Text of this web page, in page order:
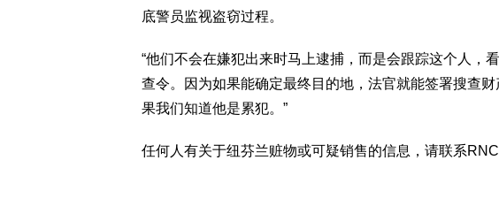
底警员监视盗窃过程。
“他们不会在嫌犯出来时马上逮捕，而是会跟踪这个人，
查令。因为如果能确定最终目的地，法官就能签署搜查
果我们知道他是累犯。”
任何人有关于纽芬兰赃物或可疑销售的信息，请联系